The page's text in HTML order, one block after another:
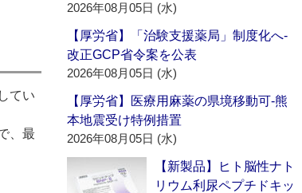
てい
、最
2026年08月05日 (水)
【厚労省】「治験支援薬局」制度化へ‐
改正GCP省令案を公表
2026年08月05日 (水)
【厚労省】医療用麻薬の県境移動可‐熊
本地震受け特例措置
2026年08月05日 (水)
【新製品】ヒト脳性ナト
リウム利尿ペプチドキッ